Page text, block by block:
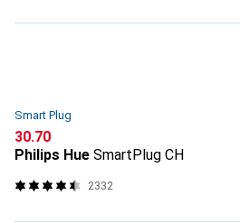
Smart Plug
CHF
30.70
Philips Hue SmartPlug CH
2332